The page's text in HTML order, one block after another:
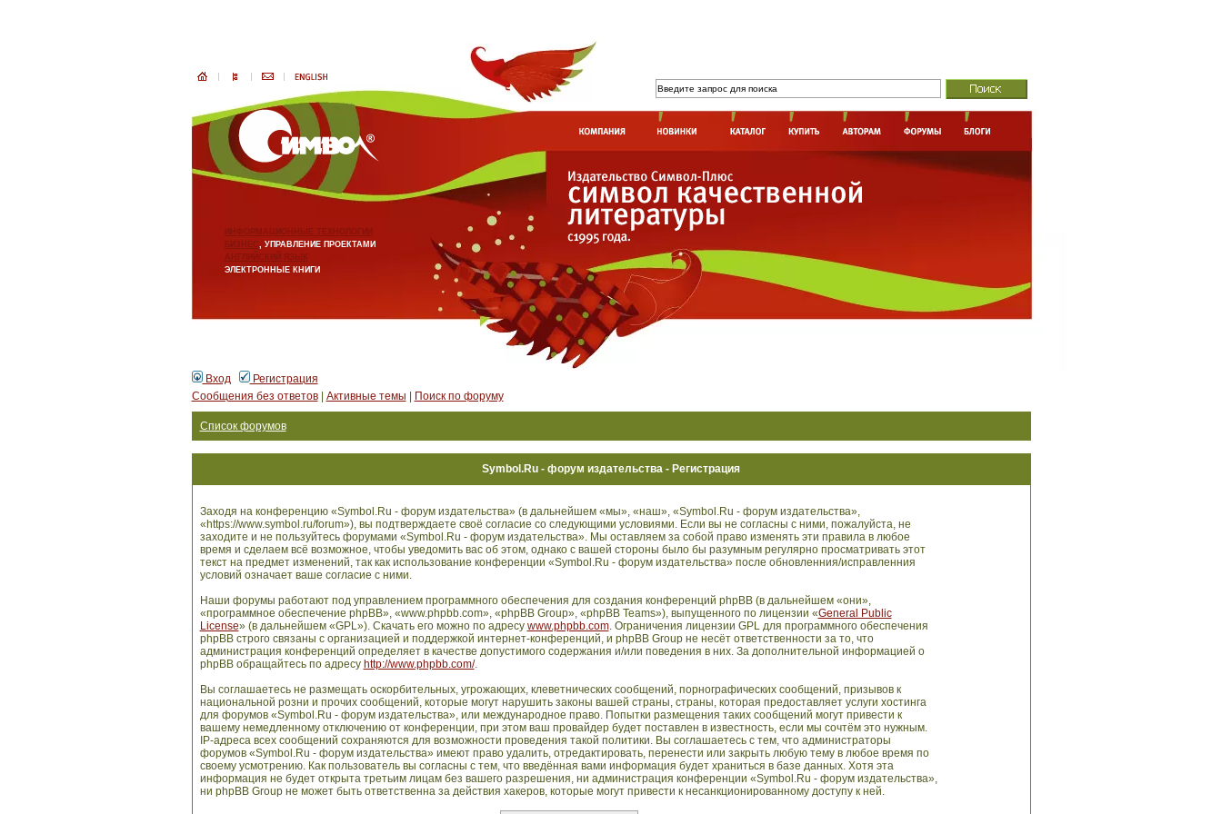
ИНФОРМАЦИОННЫЕ ТЕХНОЛОГИИ
БИЗНЕС, УПРАВЛЕНИЕ ПРОЕКТАМИ
АНГЛИЙСКИЙ ЯЗЫК
ЭЛЕКТРОННЫЕ КНИГИ
Вход
Регистрация
Сообщения без ответов| Активные темы Поиск по форуму
Список форумов
Symbol.Ru - форум издательства - Регистрация
Заходя на конференцию «Symbol.Ru - форум издательства» (в дальнейшем «мы», «наш», «Symbol.Ru - форум издательства»,
«https://www.symbol.ru/forum»), вы подтверждаете своё согласие со следующими условиями. Если вы не согласны с ними, пожалуйста, не
заходите и не пользуйтесь форумами «Symbol.Ru - форум издательства». Мы оставляем за собой право изменять эти правила в любое
время и сделаем всё возможное, чтобы уведомить вас об этом, однако с вашей стороны было бы разумным регулярно просматривать этот
текст на предмет изменений, так как использование конференции «Symbol.Ru - форум издательства» после обновленния/исправленния
условий означает ваше согласие с ними.
Наши форумы работают под управлением программного обеспечения для создания конференций phpBB (в дальнейшем «они»,
«программное обеспечение phpBB», «www.phpbb.com», «phpBB Group», «phpBB Teams»), выпущенного по лицензии «General Public
License» (в дальнейшем «GPL»). Скачать его можно по адресу www.phpbb.com. Ограничения лицензии GPL для программного обеспечения
phpBB строго связаны с организацией и поддержкой интернет-конференций, и phpBB Group не несёт ответственности за то, что
администрация конференций определяет в качестве допустимого содержания и/или поведения в них. За дополнительной информацией о
phpBB обращайтесь по адресу http://www.phpbb.com/.
Вы соглашаетесь не размещать оскорбительных, угрожающих, клеветнических сообщений, порнографических сообщений, призывов к
национальной розни и прочих сообщений, которые могут нарушить законы вашей страны, страны, которая предоставляет услуги хостинга
для форумов «Symbol.Ru - форум издательства», или международное право. Попытки размещения таких сообщений могут привести к
вашему немедленному отключению от конференции, при этом ваш провайдер будет поставлен в известность, если мы сочтём это нужным.
IP-адреса всех сообщений сохраняются для возможности проведения такой политики. Вы соглашаетесь с тем, что администраторы
форумов «Symbol.Ru - форум издательства» имеют право удалить, отредактировать, перенести или закрыть любую тему в любое время по
своему усмотрению. Как пользователь вы согласны с тем, что введённая вами информация будет храниться в базе данных. Хотя эта
информация не будет открыта третьим лицам без вашего разрешения, ни администрация конференции «Symbol.Ru - форум издательства»,
ни phpBB Group не может быть ответственна за действия хакеров, которые могут привести к несанкционированному доступу к ней.